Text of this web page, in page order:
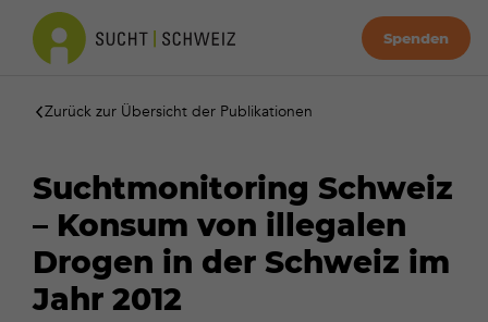
Spenden
Zurück zur Übersicht der Publikationen
Suchtmonitoring Schweiz
– Konsum von illegalen
Drogen in der Schweiz im
Jahr 2012